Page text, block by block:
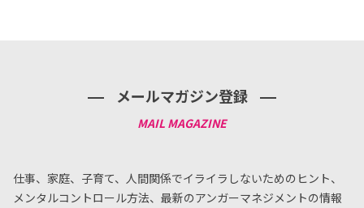
メールマガジン登録
仕事、家庭、子育て、人間関係でイライラしないためのヒント、
メンタルコントロール方法、 最新のアンガーマネジメントの情報